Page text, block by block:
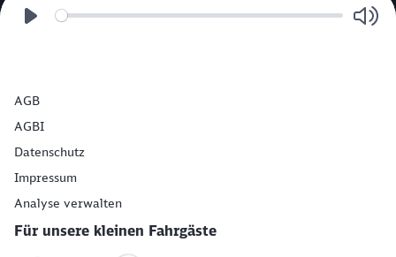
AGB
AGBI
Datenschutz
Impressum
Analyse verwalten
Für unsere kleinen Fahrgäste